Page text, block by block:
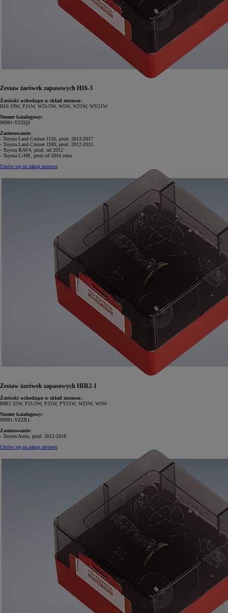
Zestaw żarówek zapasowych H16-3
Żarówki wchodzące w skład zestawu:
H16 19W, P21W, W21/5W, W5W, W21W, WY21W
Numer katalogowy:
90981-YZZQ3
Zastosowanie:
- Toyota Land Cruiser J150, prod. 2013-2017
- Toyota Land Cruiser J200, prod. 2012-2015
- Toyota RAV4, prod. od 2012
- Toyota C-HR, prod od 2016 roku
Umów się na zakup zestawu
Zestaw żarówek zapasowych HIR2-1
Żarówki wchodzące w skład zestawu:
HIR2 55W, P21/5W, P21W, PY21W, W21W, W5W
Numer katalogowy:
90981-YZZR1
Zastosowanie:
- Toyota Auris, prod. 2012-2018
Umów się na zakup zestawu